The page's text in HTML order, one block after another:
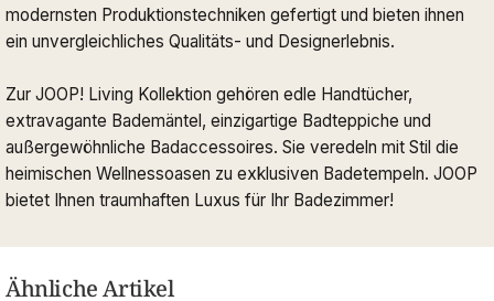
modernsten Produktionstechniken gefertigt und bieten ihnen
ein unvergleichliches Qualitäts- und Designerlebnis.
Zur JOOP! Living Kollektion gehören edle Handtücher,
extravagante Bademäntel, einzigartige Badteppiche und
außergewöhnliche Badaccessoires. Sie veredeln mit Stil die
heimischen Wellnessoasen zu exklusiven Badetempeln. JOOP
bietet Ihnen traumhaften Luxus für Ihr Badezimmer!
Ähnliche Artikel